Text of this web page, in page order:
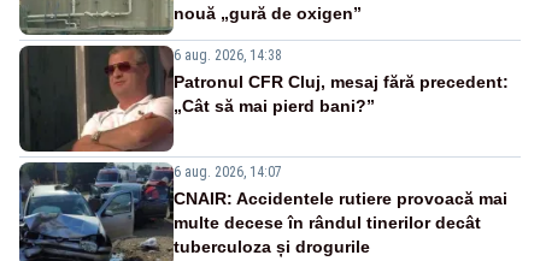
nouă „gură de oxigen”
6 aug. 2026, 14:38
Patronul CFR Cluj, mesaj fără precedent:
„Cât să mai pierd bani?”
6 aug. 2026, 14:07
CNAIR: Accidentele rutiere provoacă mai
multe decese în rândul tinerilor decât
tuberculoza și drogurile